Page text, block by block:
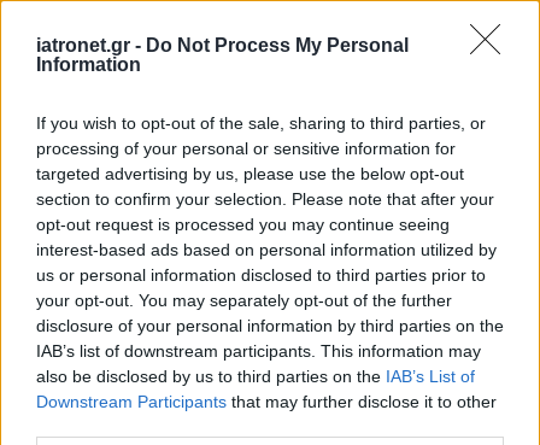
iatronet.gr - Do Not Process My Personal
Information
If you wish to opt-out of the sale, sharing to third parties, or
processing of your personal or sensitive information for
targeted advertising by us, please use the below opt-out
section to confirm your selection. Please note that after your
opt-out request is processed you may continue seeing
interest-based ads based on personal information utilized by
us or personal information disclosed to third parties prior to
your opt-out. You may separately opt-out of the further
disclosure of your personal information by third parties on the
IAB’s list of downstream participants. This information may
also be disclosed by us to third parties on the IAB’s List of
Downstream Participants that may further disclose it to other
Οι διαταραχές ύπνου
αλλάζουν τον εγκέφαλο
[μελέτη]
ΔΕΙΤΕ ΕΠΙΣΗΣ